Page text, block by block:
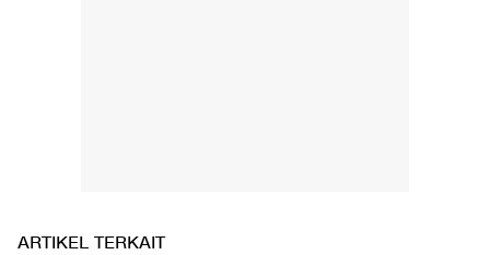
ARTIKEL TERKAIT